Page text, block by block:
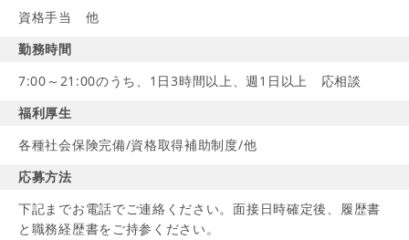
資格手当 他
勤務時間
7:00～21:00のうち、1日3時間以上、週1日以上 応相談
福利厚生
各種社会保険完備/資格取得補助制度/他
応募方法
下記までお電話でご連絡ください。面接日時確定後、履歴書
と職務経歴書をご持参ください。